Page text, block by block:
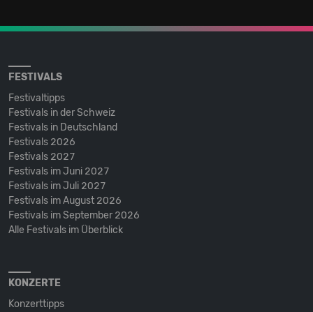
FESTIVALS
Festivaltipps
Festivals in der Schweiz
Festivals in Deutschland
Festivals 2026
Festivals 2027
Festivals im Juni 2027
Festivals im Juli 2027
Festivals im August 2026
Festivals im September 2026
Alle Festivals im Überblick
KONZERTE
Konzerttipps